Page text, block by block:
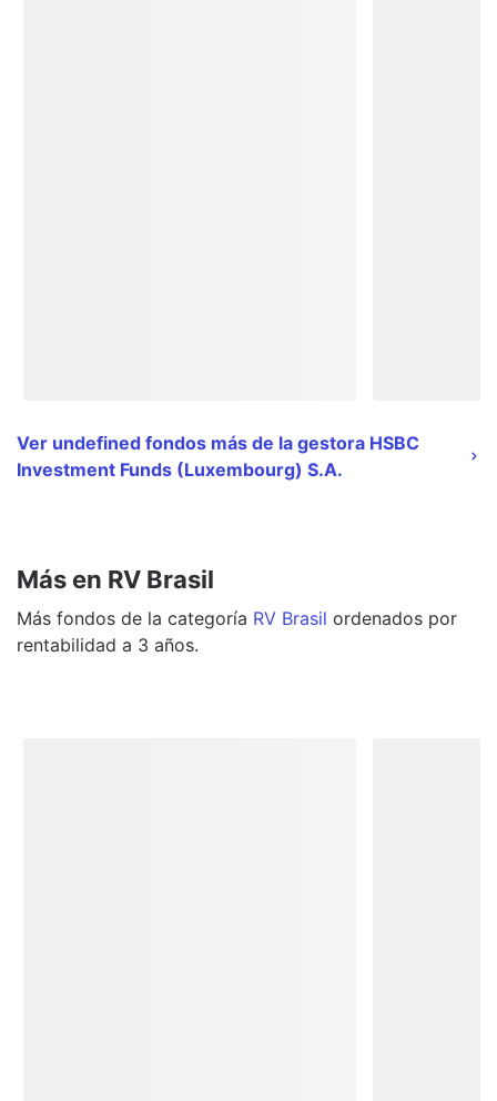
Ver undefined fondos más de la gestora HSBC
Investment Funds (Luxembourg) S.A.
Más en RV Brasil
Más fondos de la categoría RV Brasil ordenados por
rentabilidad a 3 años.